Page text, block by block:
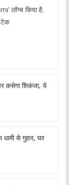
लॉन्च किया है.
टेक
कसेगा शिकंजा, ये
से गुहार, घर